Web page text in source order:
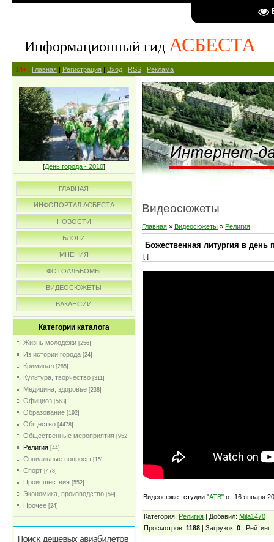
Информационный гид АСБЕСТА
14+ | Главная | Регистрация | Вход | RSS | Реклама
[День города - 2010]
ГЛАВНАЯ
ИНФОПОРТАЛ АСБЕСТА
НОВОСТИ
БЛОГИ
МНЕНИЯ
ФОТОАЛЬБОМЫ
ВИДЕОСЮЖЕТЫ
ВАКАНСИИ
Категории каталога
Жизнь молодежи [256]
Из истории города [24]
Криминал [285]
Культура, творчество [311]
Медицина, здоровье [238]
Официоз [563]
Образование [192]
Общество [4478]
Общественные мероприятия [952]
Религия [44]
Социальные вопросы [15]
Спорт [478]
Происшествия [552]
Экономика, производство [59]
Прочее [24]
Видеосюжеты
Главная » Видеосюжеты » Религия
Божественная литургия в
[ ]
Видеосюжет студии "АТВ" от 16 января
Категория: Религия | Добавил: Mila1470
Просмотров: 1188 | Загрузок: 0 | Рейтинг: